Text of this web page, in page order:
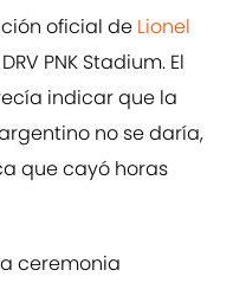
oficial de Lionel
PNK Stadium. El
indicar que la
no se daría,
que cayó horas
ceremonia